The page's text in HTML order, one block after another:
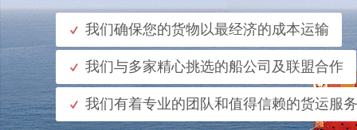
我们确保您的货物以最经济的成本运输
我们与多家精心挑选的船公司及联盟合作
我们有着专业的团队和值得信赖的货运服务